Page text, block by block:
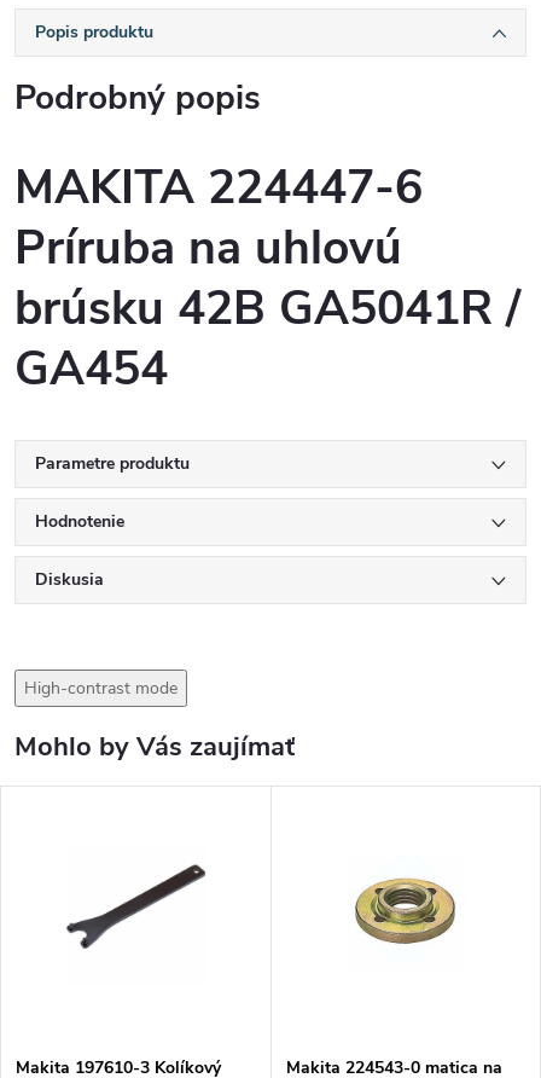
Popis produktu
Podrobný popis
MAKITA 224447-6
Príruba na uhlovú
brúsku 42B GA5041R /
GA454
Parametre produktu
Hodnotenie
Diskusia
High-contrast mode
Mohlo by Vás zaujímať
Makita 197610-3 Kolíkový Makita 224543-0 matica na